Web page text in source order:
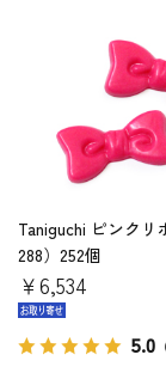
Taniguchi ピンクリ
288）252個
￥6,534
5.0